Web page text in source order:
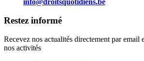
info@droitsquotidiens.be
Restez informé
Recevez nos actualités directement par email
nos activités